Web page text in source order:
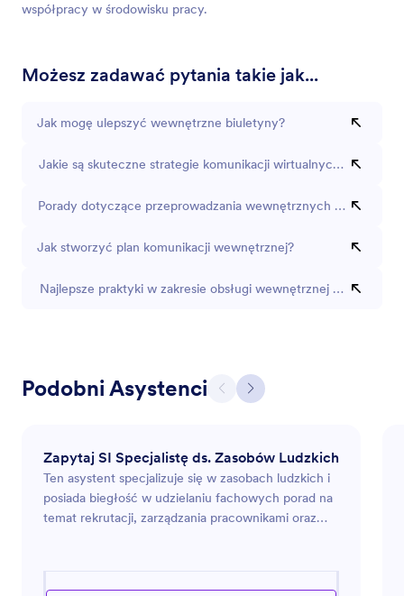
współpracy w środowisku pracy.
Możesz zadawać pytania takie jak...
Jak mogę ulepszyć wewnętrzne biuletyny?
Jakie są skuteczne strategie komunikacji wirtualnych zespołów?
Porady dotyczące przeprowadzania wewnętrznych ankiet?
Jak stworzyć plan komunikacji wewnętrznej?
Najlepsze praktyki w zakresie obsługi wewnętrznej
Podobni Asystenci
Zapytaj SI Specjalistę ds. Zasobów Ludzkich
Ten asystent specjalizuje się w zasobach ludzkich i
posiada biegłość w udzielaniu fachowych porad na
temat rekrutacji, zarządzania pracownikami oraz